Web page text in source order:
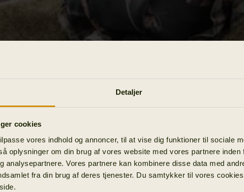
Detaljer
cookies
vores indhold og annoncer, til at vise dig funktioner til sociale
oplysninger om din brug af vores website med vores partnere inden
analysepartnere. Vores partnere kan kombinere disse data med
fra din brug af deres tjenester. Du samtykker til vores